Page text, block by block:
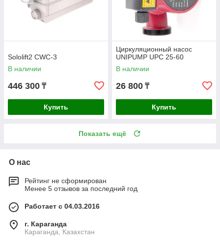
Sololift2 CWC-3
В наличии
446 300 ₸
Купить
Циркуляционный насос
UNIPUMP UPC 25-60
В наличии
26 800 ₸
Купить
Показать ещё
О нас
Рейтинг не сформирован
Менее 5 отзывов за последний год
Работает с 04.03.2016
г. Караганда
Караганда, Казахстан